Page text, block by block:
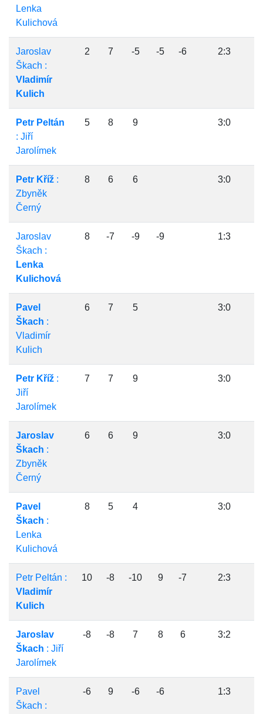
Lenka
Kulichová
Jaroslav
Škach :
Vladimír
Kulich
2 7 -5 -5 -6 2:3
Petr Peltán
: Jiří
Jarolímek
5 8 9 3:0
Petr Kříž :
Zbyněk
Černý
8 6 6 3:0
Jaroslav
Škach :
Lenka
Kulichová
8 -7 -9 -9 1:3
Pavel
Škach :
Vladimír
Kulich
6 7 5 3:0
Petr Kříž :
Jiří
Jarolímek
7 7 9 3:0
Jaroslav
Škach :
Zbyněk
Černý
6 6 9 3:0
Pavel
Škach :
Lenka
Kulichová
8 5 4 3:0
Petr Peltán :
Vladimír
Kulich
10 -8 -10 9 -7 2:3
Jaroslav
Škach : Jiří
Jarolímek
-8 -8 7 8 6 3:2
Pavel
Škach :
-6 9 -6 -6 1:3